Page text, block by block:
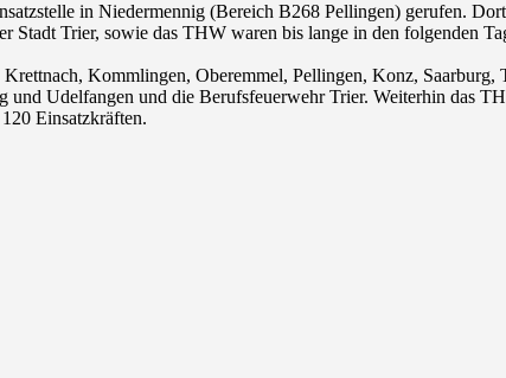
in Niedermennig (Bereich B268 Pellingen) gerufen.
Stadt Trier, sowie das THW waren bis lange in den folgenden
Kommlingen, Oberemmel, Pellingen, Konz,
Udelfangen und die Berufsfeuerwehr Trier. Weiterhin das
Einsatzkräften.